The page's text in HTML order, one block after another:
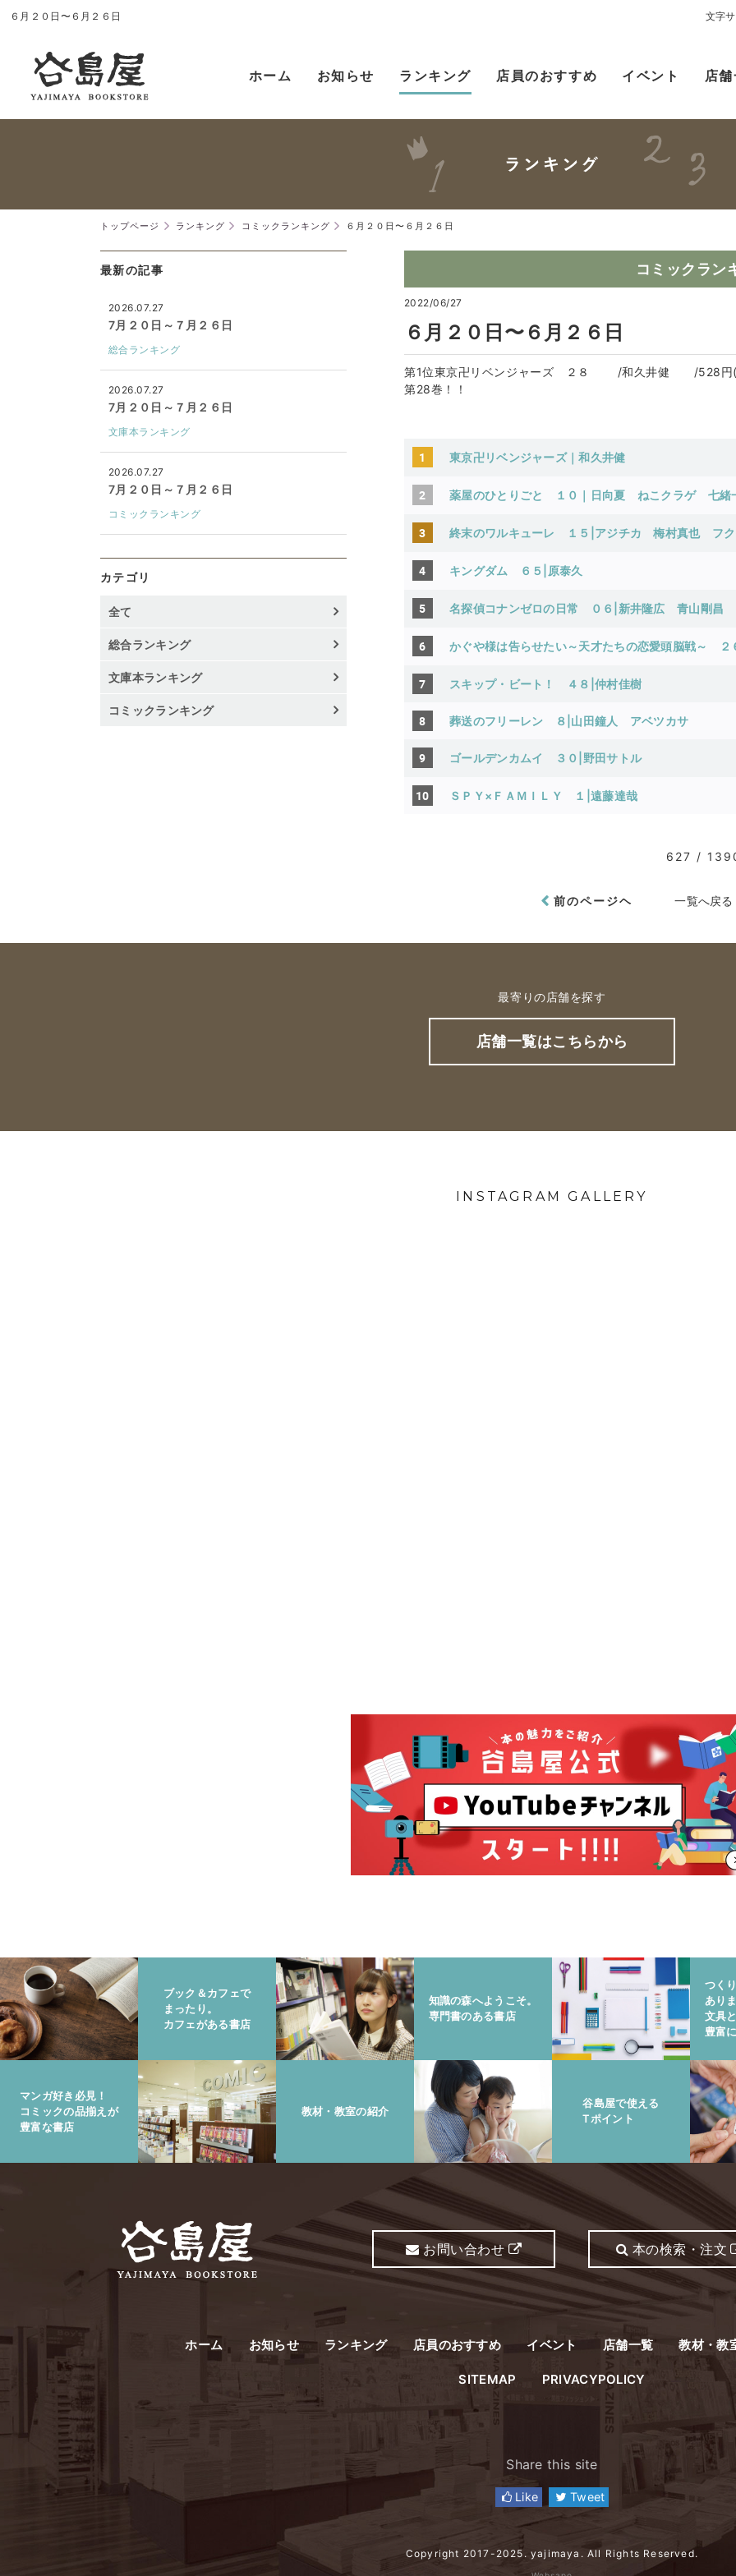
６月２０日〜６月２６日 文字
ホーム お知らせ ランキング 店員のおすすめ イベント 店
トップページ ランキング コミックランキング ６月２０日〜６月２６日
コミックラン
2022/06/27
６月２０日〜６月２６日
第1位東京卍リベンジャーズ ２８ /和久井健 /528円(税
第28巻！！
1 東京卍リベンジャーズ｜和久井健
2 薬屋のひとりごと １０｜日向夏 ねこクラゲ 七
3 終末のワルキューレ １５|アジチカ 梅村真也 フ
4 キングダム ６５|原泰久
5 名探偵コナンゼロの日常 ０６|新井隆広 青山剛昌
6 かぐや様は告らせたい～天才たちの恋愛頭脳戦～ ２
7 スキップ・ビート！ ４８|仲村佳樹
8 葬送のフリーレン ８|山田鐘人 アベツカサ
9 ゴールデンカムイ ３０|野田サトル
10 ＳＰＹ×ＦＡＭＩＬＹ １|遠藤達哉
627 /
前のページヘ 一覧へ戻る
最新の記事
2026.07.27
7月２０日～７月２６日
総合ランキング
2026.07.27
7月２０日～７月２６日
文庫本ランキング
2026.07.27
7月２０日～７月２６日
コミックランキング
カテゴリ
全て
総合ランキング
文庫本ランキング
コミックランキング
最寄りの店舗を探す
店舗一覧はこちらから
INSTAGRAM GALLERY
ブック＆カフェで
まったり。
カフェがある書店
知識の森へようこそ。
専門書のある書店
つく
ありま
文具
豊富
マンガ好き必見！
コミックの品揃えが
豊富な書店
教材・教室の紹介
谷島屋で使える
Tポイント
お問い合わせ 本の検索・注文
ホーム お知らせ ランキング 店員のおすすめ イベント 店舗一覧 教材・教
SITEMAP PRIVACYPOLICY
Share this site
Like Tweet
Copyright 2017-2025. yajimaya. All Rights Reserved.